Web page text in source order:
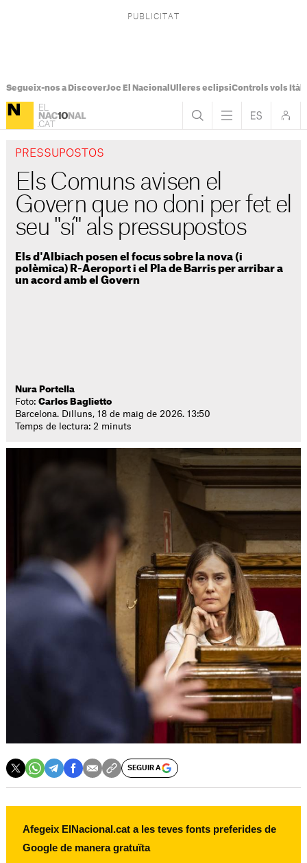
Segueix-nos a DiscoverJoc El Nacional Ulleres eclipsiControls vols
PRESSUPOSTOS
Els Comuns avisen el
Govern que no doni per fet el
seu "sí" als pressupostos
Els d'Albiach posen el focus sobre la nova (i
polèmica) R-Aeroport i el Pla de Barris per arribar a
un acord amb el Govern
Nura Portella
Foto:Carlos Baglietto
Barcelona. Dilluns, 18 de maig de 2026. 13:50
Temps de lectura: 2 minuts
SEGUIR A
Afegeix ElNacional.cat a les teves fonts preferides de
Google de manera gratuïta